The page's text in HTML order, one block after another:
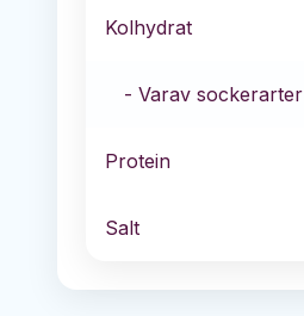
Kolhydrat
- Varav sockerarter
Protein
Salt